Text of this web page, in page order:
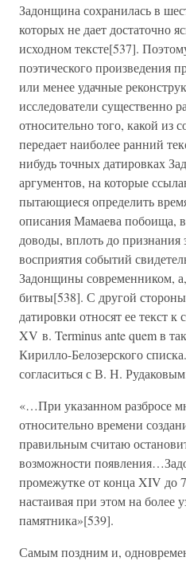
Задонщина сохранилась в
которых не дает достаточно
исходном тексте[537].
поэтического произведения
или менее удачные
исследователи существенно
относительно того, какой из
передает наиболее ранний
нибудь точных датировках
аргументов, на которые
пытающиеся определить
описания Мамаева побоища,
доводы, вплоть до признания
восприятия событий
Задонщины современником,
битвы[538]. С другой
датировки относят ее текст
XV в. Terminus ante quem в
Кирилло-Белозерского
согласиться с В. Н.
«…При указанном разбросе
относительно времени
правильным считаю
возможности
промежутке от конца XIV до
настаивая при этом на более
памятника»[539].
Самым поздним и,